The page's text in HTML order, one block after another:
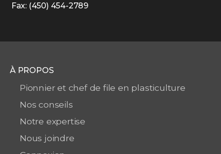
Fax: (450) 454-2789
À PROPOS
Pionnier et chef de file en plasticulture
Nos conseils
Notre expertise
Nous joindre